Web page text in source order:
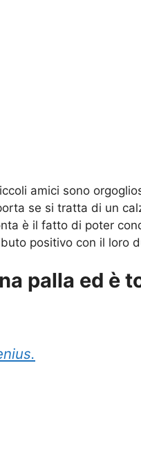
amici sono
se si tratta di un
è il fatto di poter
positivo con il loro
palla ed è